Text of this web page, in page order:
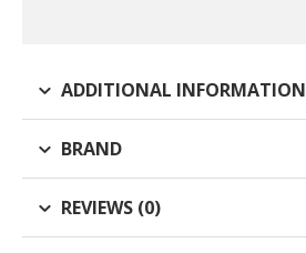
ADDITIONAL INFORMATION
BRAND
REVIEWS (0)